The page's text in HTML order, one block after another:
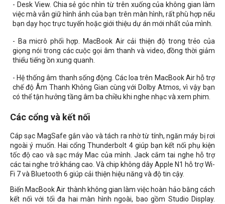
- Desk View. Chia sẻ góc nhìn từ trên xuống của không gian làm
việc mà vẫn giữ hình ảnh của bạn trên màn hình, rất phù hợp nếu
bạn dạy học trực tuyến hoặc giới thiệu dự án mới nhất của mình.
- Ba micrô phối hợp. MacBook Air cải thiện độ trong trẻo của
giọng nói trong các cuộc gọi âm thanh và video, đồng thời giảm
thiểu tiếng ồn xung quanh.
- Hệ thống âm thanh sống động. Các loa trên MacBook Air hỗ trợ
chế độ Âm Thanh Không Gian cùng với Dolby Atmos, vì vậy bạn
có thể tận hưởng tầng âm ba chiều khi nghe nhạc và xem phim.
Các cổng và kết nối
Cáp sạc MagSafe gắn vào và tách ra nhờ từ tính, ngăn máy bị rơi
ngoài ý muốn. Hai cổng Thunderbolt 4 giúp bạn kết nối phụ kiện
tốc độ cao và sạc máy Mac của mình. Jack cắm tai nghe hỗ trợ
các tai nghe trở kháng cao. Và chip không dây Apple N1 hỗ trợ Wi-
Fi 7 và Bluetooth 6 giúp cải thiện hiệu năng và độ tin cậy.
Biến MacBook Air thành không gian làm việc hoàn hảo bằng cách
kết nối với tối đa hai màn hình ngoài, bao gồm Studio Display.